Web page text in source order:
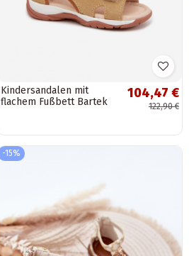
Kindersandalen mit
flachem Fußbett Bartek
104,47 €
122,90 €
-15%